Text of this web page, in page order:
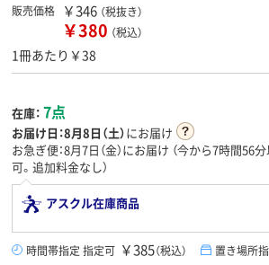
販売価格 ￥346 （税抜き）
￥380 （税込）
1冊あたり￥38
在庫： 7点
お届け日：8月8日（土）にお届け
お急ぎ便：8月7日（金）にお届け （今から7時間56分
可。追加料金なし）
アスクル在庫商品
時間帯指定 指定可 ￥385（税込） 置き場所